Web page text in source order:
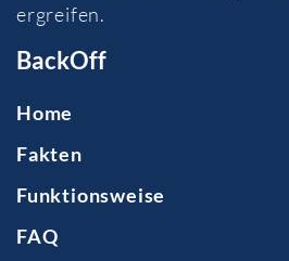
ergreifen.
BackOff
Home
Fakten
Funktionsweise
FAQ